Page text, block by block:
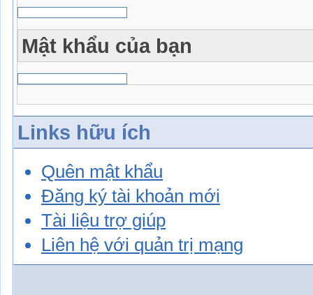
Mật khẩu của bạn
Links hữu ích
Quên mật khẩu
Đăng ký tài khoản mới
Tài liệu trợ giúp
Liên hệ với quản trị mạng